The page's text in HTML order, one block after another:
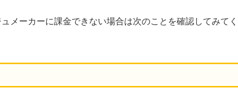
メーカーに課金できない場合は次のことを確認してみてく